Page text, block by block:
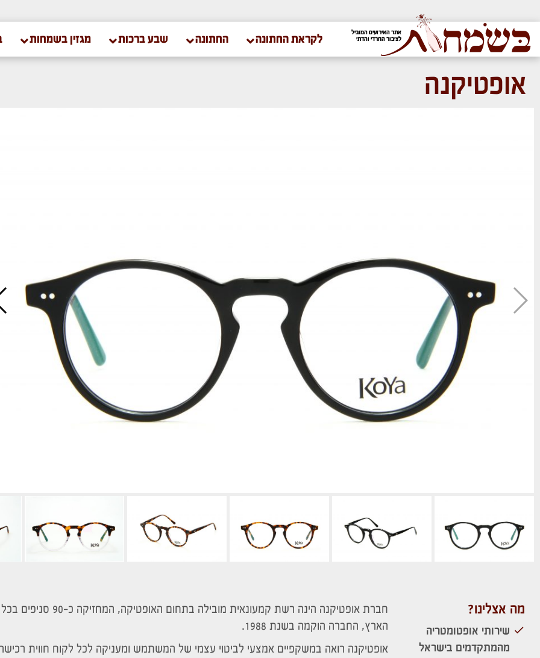
אתר האירועים המוביל
לציבור החרדי והדתי
לקראת החתונה החתונה שבע ברכות מגזין בשמחות
אופטיקנה
מה אצלינו?
שירותי אופטומטריה
מהמתקדמים בישראל
חברת אופטיקנה הינה רשת קמעונאית מובילה בתחום האופטיקה, המחזיקה כ-90 סניפים בכל
הארץ, החברה הוקמה בשנת 1988.
אופטיקנה רואה במשקפיים אמצעי לביטוי עצמי של המשתמש ומעניקה לכל לקוח חווית